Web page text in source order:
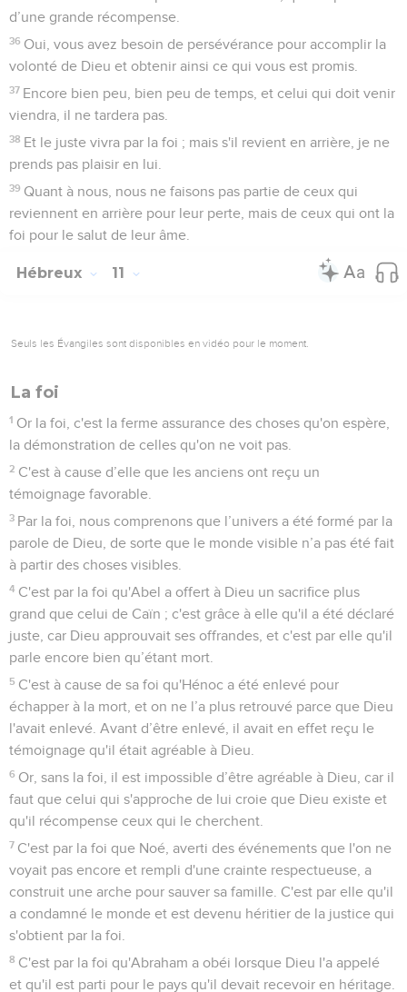
d’une grande récompense.
36 Oui, vous avez besoin de persévérance pour accomplir la
volonté de Dieu et obtenir ainsi ce qui vous est promis.
37 Encore bien peu, bien peu de temps, et celui qui doit venir
viendra, il ne tardera pas.
38 Et le juste vivra par la foi ; mais s'il revient en arrière, je ne
prends pas plaisir en lui.
39 Quant à nous, nous ne faisons pas partie de ceux qui
reviennent en arrière pour leur perte, mais de ceux qui ont la
foi pour le salut de leur âme.
Hébreux 11
Seuls les Évangiles sont disponibles en vidéo pour le moment.
La foi
1 Or la foi, c'est la ferme assurance des choses qu'on espère,
la démonstration de celles qu'on ne voit pas.
2 C'est à cause d’elle que les anciens ont reçu un
témoignage favorable.
3 Par la foi, nous comprenons que l’univers a été formé par la
parole de Dieu, de sorte que le monde visible n’a pas été fait
à partir des choses visibles.
4 C'est par la foi qu'Abel a offert à Dieu un sacrifice plus
grand que celui de Caïn ; c'est grâce à elle qu'il a été déclaré
juste, car Dieu approuvait ses offrandes, et c'est par elle qu'il
parle encore bien qu’étant mort.
5 C'est à cause de sa foi qu'Hénoc a été enlevé pour
échapper à la mort, et on ne l’a plus retrouvé parce que Dieu
l'avait enlevé. Avant d’être enlevé, il avait en effet reçu le
témoignage qu'il était agréable à Dieu.
6 Or, sans la foi, il est impossible d’être agréable à Dieu, car il
faut que celui qui s'approche de lui croie que Dieu existe et
qu'il récompense ceux qui le cherchent.
7 C'est par la foi que Noé, averti des événements que l'on ne
voyait pas encore et rempli d'une crainte respectueuse, a
construit une arche pour sauver sa famille. C'est par elle qu'il
a condamné le monde et est devenu héritier de la justice qui
s'obtient par la foi.
8 C'est par la foi qu'Abraham a obéi lorsque Dieu l'a appelé
et qu'il est parti pour le pays qu'il devait recevoir en héritage.